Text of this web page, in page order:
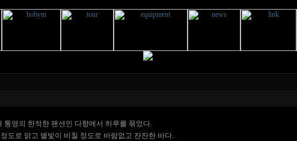
영의 한적한 팬션인 다향에서 하루를 묶었다.
도로 맑고 별빛이 비칠 정도로 바람없고 잔잔한 바다.